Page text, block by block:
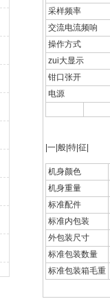
采样频率
交流电流频响
操作方式
zui大显示
钳口张开
电源
|一|般|特|征|
机身颜色
机身重量
标准配件
标准内包装
外包装尺寸
标准包装数量
标准包装箱毛重